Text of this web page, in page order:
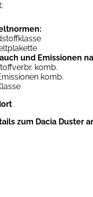
und Emissionen
komb.
komb.
zum Dacia Duster